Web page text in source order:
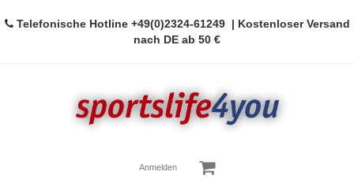
Telefonische Hotline +49(0)2324-61249| Kostenloser Versand
nach DE ab 50 €
Anmelden